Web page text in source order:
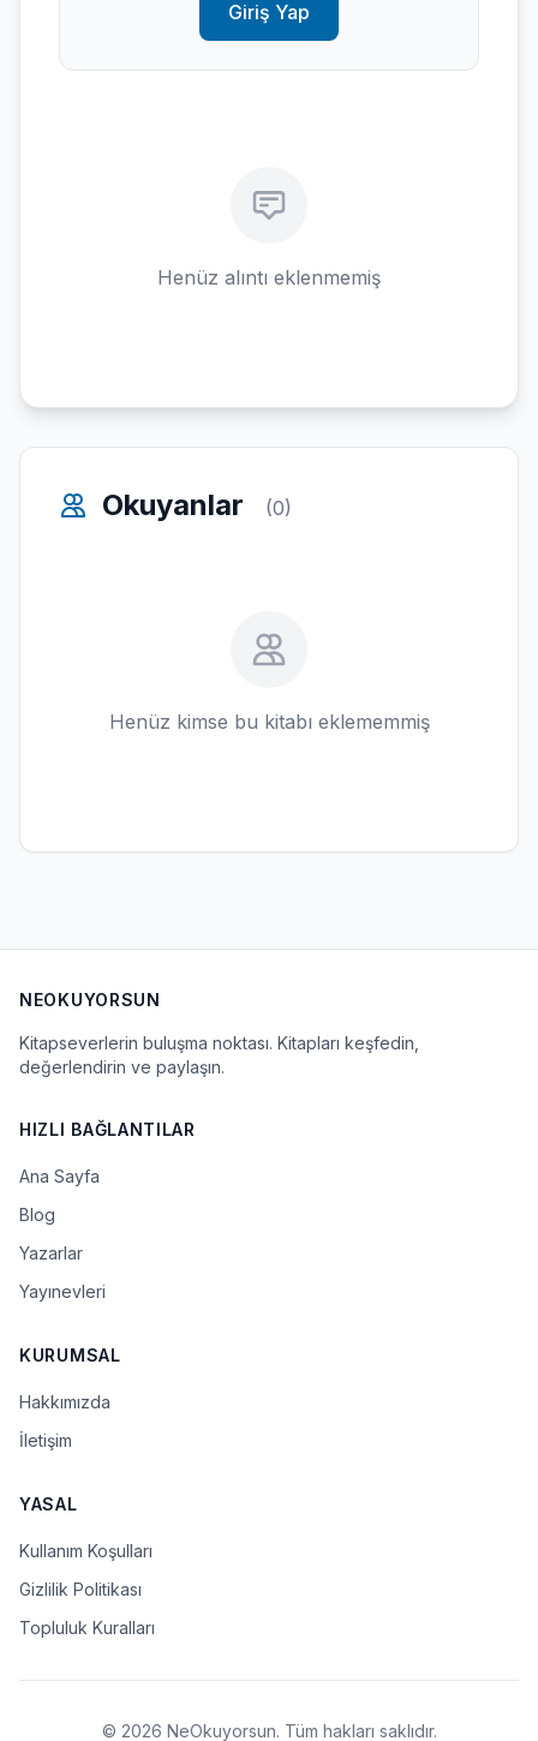
Giriş Yap
Henüz alıntı eklenmemiş
Okuyanlar (0)
Henüz kimse bu kitabı eklememmiş
NEOKUYORSUN
Kitapseverlerin buluşma noktası. Kitapları keşfedin,
değerlendirin ve paylaşın.
HIZLI BAĞLANTILAR
Ana Sayfa
Blog
Yazarlar
Yayınevleri
KURUMSAL
Hakkımızda
İletişim
YASAL
Kullanım Koşulları
Gizlilik Politikası
Topluluk Kuralları
© 2026 NeOkuyorsun. Tüm hakları saklıdır.